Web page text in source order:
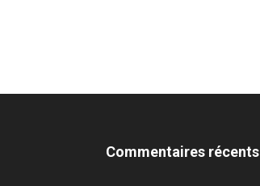
Commentaires récents